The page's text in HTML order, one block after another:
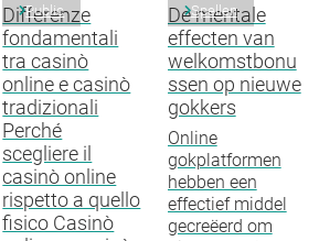
Public
Differenze
fondamentali
tra casinò
online e casinò
tradizionali
Perché
scegliere il
casinò online
rispetto a quello
fisico Casinò
Spellen
De mentale
effecten van
welkomstbonu
ssen op nieuwe
gokkers
Online
gokplatformen
hebben een
effectief middel
gecreëerd om